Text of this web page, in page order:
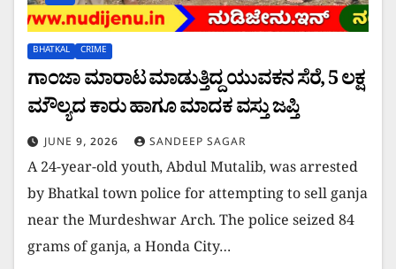
BHATKAL CRIME
ಗಾಂಜಾ ಮಾರಾಟ ಮಾಡುತ್ತಿದ್ದ ಯುವಕನ ಸೆರೆ, 5 ಲಕ್ಷ
ಮೌಲ್ಯದ ಕಾರು ಹಾಗೂ ಮಾದಕ ವಸ್ತು ಜಪ್ತಿ
JUNE 9, 2026 SANDEEP SAGAR
A 24-year-old youth, Abdul Mutalib, was arrested
by Bhatkal town police for attempting to sell ganja
near the Murdeshwar Arch. The police seized 84
grams of ganja, a Honda City…